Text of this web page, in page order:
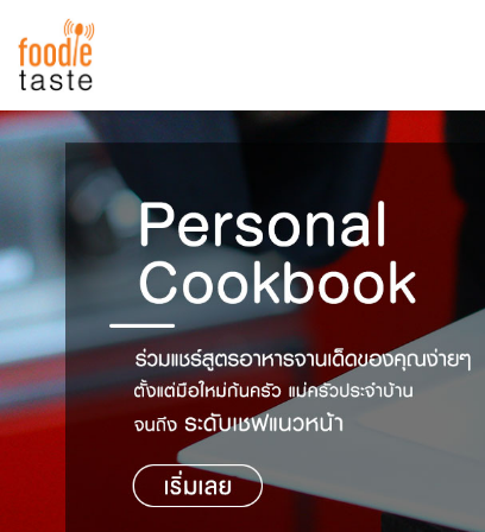
สูตรอาหาร
สูตรอาหารล่าสุด
Top Foodie
พาไปชิม
สารพันก้นครัว
เคล็ดลับน่ารู้
เปรียบเทียบหน่วยการตวง
เปรียบเทียบอุณหภูมิ
เปรียบเทียบน้ำหนักวัตถุดิบ
FoodPedia
สร้าง Cookbook